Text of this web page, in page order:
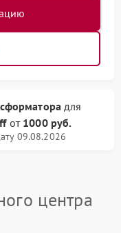
для
от 1000 руб.
09.08.2026
центра